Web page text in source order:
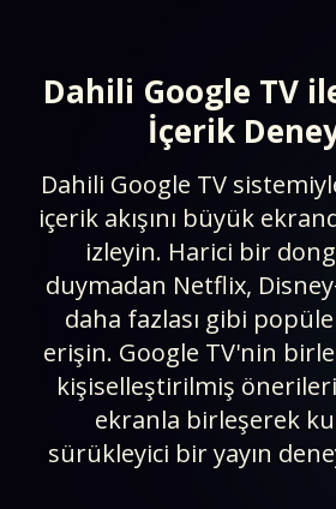
Dahili Google TV
İçerik
Dahili Google TV
içerik akışını büyük
izleyin. Harici bir
duymadan Netflix,
daha fazlası gibi
erişin. Google TV'nin
kişiselleştirilmiş
ekranla birleşerek
sürükleyici bir yayın